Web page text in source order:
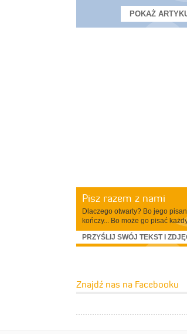
Pisz razem z nami
Dlaczego otwarty? Bo jego
kończy... Bo może go pisać
PRZYŚLIJ SWÓJ TEKST I
Znajdź nas na Facebooku